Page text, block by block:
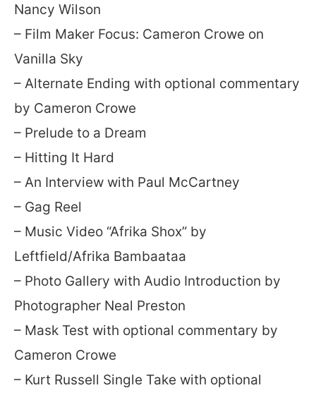
Nancy Wilson
– Film Maker Focus: Cameron Crowe on
Vanilla Sky
– Alternate Ending with optional commentary
by Cameron Crowe
– Prelude to a Dream
– Hitting It Hard
– An Interview with Paul McCartney
– Gag Reel
– Music Video “Afrika Shox” by
Leftfield/Afrika Bambaataa
– Photo Gallery with Audio Introduction by
Photographer Neal Preston
– Mask Test with optional commentary by
Cameron Crowe
– Kurt Russell Single Take with optional